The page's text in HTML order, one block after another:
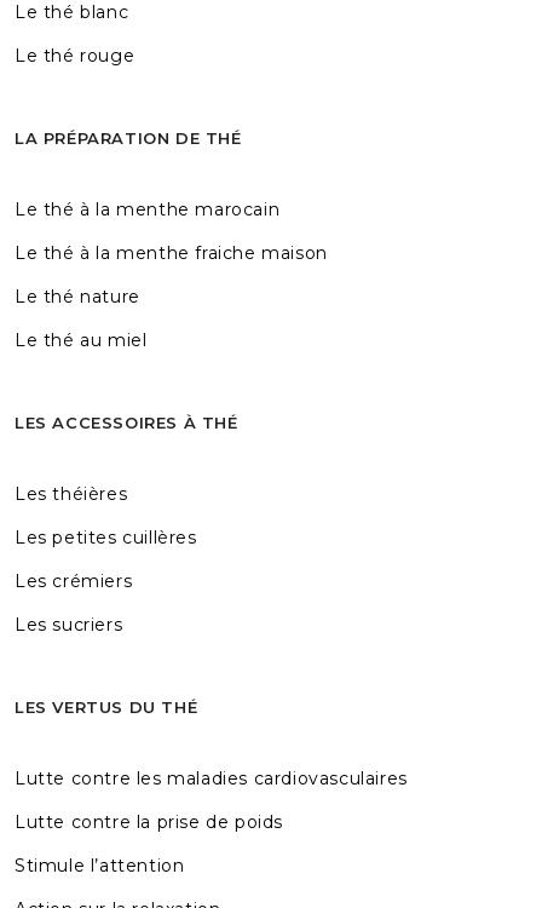
Le thé blanc
Le thé rouge
LA PRÉPARATION DE THÉ
Le thé à la menthe marocain
Le thé à la menthe fraiche maison
Le thé nature
Le thé au miel
LES ACCESSOIRES À THÉ
Les théières
Les petites cuillères
Les crémiers
Les sucriers
LES VERTUS DU THÉ
Lutte contre les maladies cardiovasculaires
Lutte contre la prise de poids
Stimule l’attention